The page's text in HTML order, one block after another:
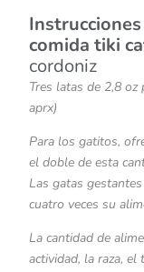
comida tiki
cordoniz
Tres latas de 2,8
aprx)
Para los gatitos,
el doble de esta
Las gatas
cuatro veces su
La cantidad de
actividad, la raza,